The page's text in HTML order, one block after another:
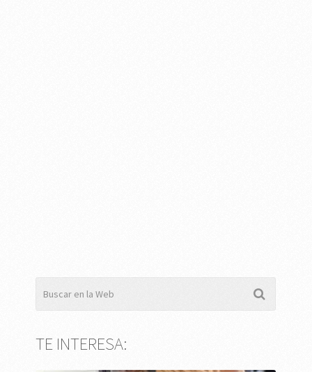
TE INTERESA: